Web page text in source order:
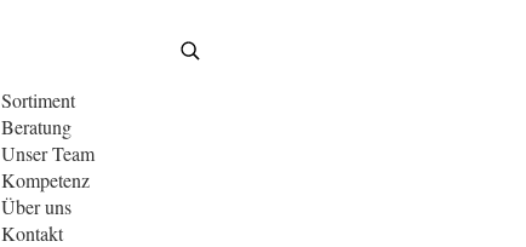
Sortiment
Beratung
Unser Team
Kompetenz
Über uns
Kontakt